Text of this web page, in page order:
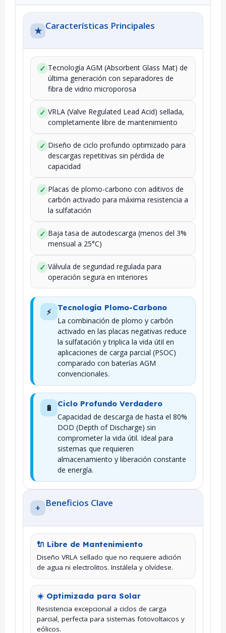
★ Características Principales
✓ Tecnología AGM (Absorbent Glass Mat) de
última generación con separadores de
fibra de vidrio microporosa
✓ VRLA (Valve Regulated Lead Acid) sellada,
completamente libre de mantenimiento
✓ Diseño de ciclo profundo optimizado para
descargas repetitivas sin pérdida de
capacidad
✓ Placas de plomo-carbono con aditivos de
carbón activado para máxima resistencia a
la sulfatación
✓ Baja tasa de autodescarga (menos del 3%
mensual a 25°C)
✓ Válvula de seguridad regulada para
operación segura en interiores
⚡
Tecnología Plomo-Carbono
La combinación de plomo y carbón
activado en las placas negativas reduce
la sulfatación y triplica la vida útil en
aplicaciones de carga parcial (PSOC)
comparado con baterías AGM
convencionales.
🔋
Ciclo Profundo Verdadero
Capacidad de descarga de hasta el 80%
DOD (Depth of Discharge) sin
comprometer la vida útil. Ideal para
sistemas que requieren
almacenamiento y liberación constante
de energía.
+ Beneficios Clave
🔌 Libre de Mantenimiento
Diseño VRLA sellado que no requiere adición
de agua ni electrolitos. Instálela y olvídese.
☀️ Optimizada para Solar
Resistencia excepcional a ciclos de carga
parcial, perfecta para sistemas fotovoltaicos y
eólicos.